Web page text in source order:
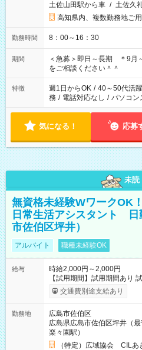
土佐山田駅から車 / 土佐久
高知県内、複数勤務地ご
勤務時間 8：00～16：30
期間
＜急募＞即日～長期 ＊9月
をご相談ください＾＾
特徴 週1日からOK / 40～50代活
務 / 電話対応なし / パソコン
気になる！ 応募
未読
無資格未経験WワークOK
日常生活アシスタント 日
市佐伯区坪井）
アルバイト 職種未経験OK
給与
時給2,000円～2,000円
【試用期間】試用期間あり
給与は本採用時と同じです。
交通費別途支給あり
勤務地
広島市佐伯区
広島県広島市佐伯区坪井（
楽々園駅）
（特定）広域協会 CILあ